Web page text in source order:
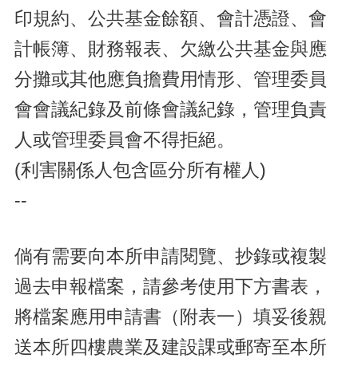
印規約、公共基金餘額、會計憑證、會
計帳簿、財務報表、欠繳公共基金與應
分攤或其他應負擔費用情形、管理委員
會會議紀錄及前條會議紀錄，管理負責
人或管理委員會不得拒絕。
(利害關係人包含區分所有權人)
--
倘有需要向本所申請閱覽、抄錄或複製
過去申報檔案，請參考使用下方書表，
將檔案應用申請書（附表一）填妥後親
送本所四樓農業及建設課或郵寄至本所